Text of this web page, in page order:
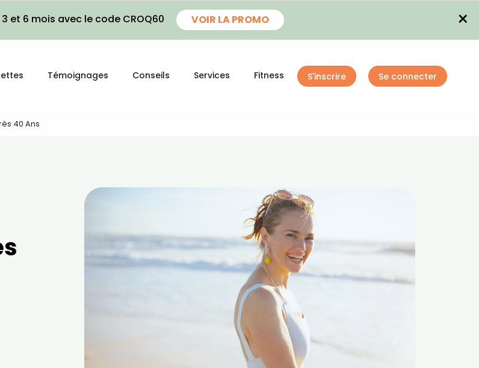
et 6 mois avec le code CROQ60 VOIR LA PROMO ×
Témoignages Conseils Services Fitness S'inscrire Se connecter
40 Ans